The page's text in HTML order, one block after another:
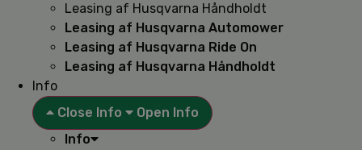
Leasing af Husqvarna Håndholdt
Leasing af Husqvarna Automower
Leasing af Husqvarna Ride On
Leasing af Husqvarna Håndholdt
Info
Close Info
Open Info
Info